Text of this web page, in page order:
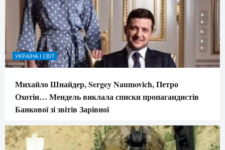
УКРАЇНА І СВІТ
Михайло Шнайдер, Sergey Naumovich, Петро
Охотін… Мендель виклала списки пропагандистів
Банкової зі звітів Зарівної